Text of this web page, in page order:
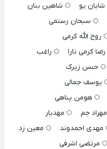
شایان یو
شاهین بنان
سبحان رستمی
روح الله کرمی
رضا کرمی تارا
راغب
حسن زیرک
یوسف جمالی
هومن پناهی
مهراد جم
مهدیار
مهدی احمدوند
معین زد
مرتضی اشرفی